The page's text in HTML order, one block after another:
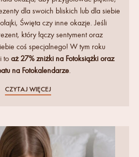
dla swoich bliskich lub dla siebie
Święta czy inne okazje. Jeśli
który łączy sentyment oraz
coś specjalnego! W tym roku
to aż 27% zniżki na Fotoksiążki oraz
na Fotokalendarze.
CZYTAJ WIĘCEJ